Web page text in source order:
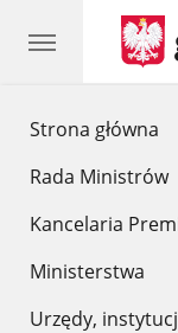
Strona główna
Rada Ministrów
Kancelaria
Ministerstwa
Urzędy,